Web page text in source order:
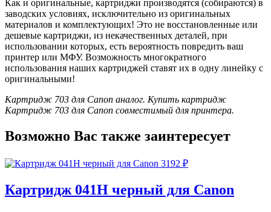
Как и оригинальные, картриджи производятся (собираются) в
заводских условиях, исключительно из оригинальных
материалов и комплектующих! Это не восстановленные или
дешевые картриджи, из некачественных деталей, при
использовании которых, есть вероятность повредить ваш
принтер или МФУ. Возможность многократного
использования наших картриджей ставят их в одну линейку с
оригинальными!
Картридж 703 для Canon аналог. Купить картридж
Картридж 703 для Canon совместимый для принтера.
Возможно Вас также заинтересует
3192 ₽
Картридж 041H черный для Canon